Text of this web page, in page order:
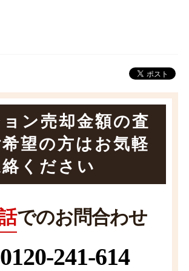
ン売却金額の査
望の方は お気軽
ください
でのお問合わせ
0120-241-614